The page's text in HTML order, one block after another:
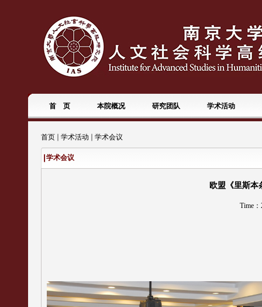
首 页 本院概况 研究团队 学术活动
首页 学术活动 学术会议
学术会议
欧盟《里斯本
Time